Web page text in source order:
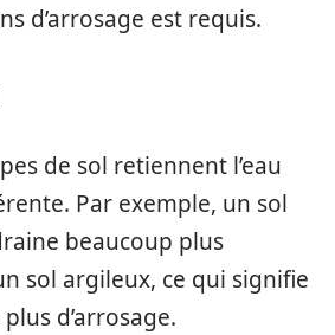
d’arrosage est requis.
de sol retiennent l’eau
Par exemple, un sol
beaucoup plus
sol argileux, ce qui signifie
d’arrosage.